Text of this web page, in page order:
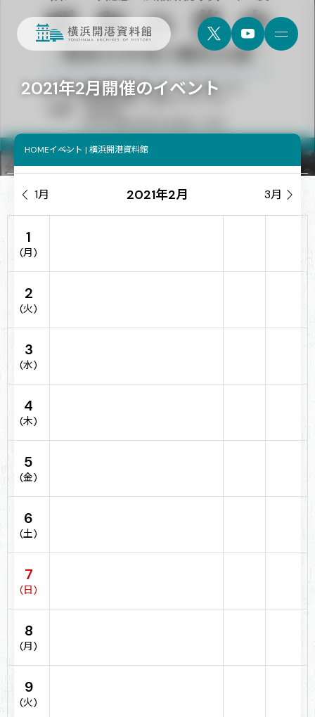
2021年2月開催のイベント
HOMEイベント | 横浜開港資料館
 1月 2021年2月 3月 
1
(月)
2
(火)
3
(水)
4
(木)
5
(金)
6
(土)
7
(日)
8
(月)
9
(火)